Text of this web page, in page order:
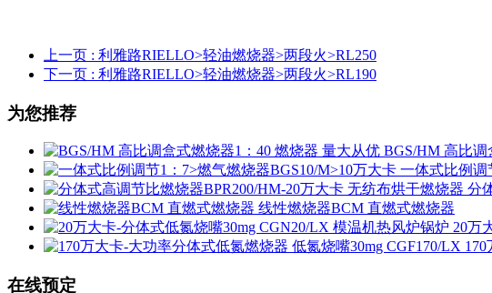
上一页 : 利雅路RIELLO>轻油燃烧器>两段火>RL250
下一页 : 利雅路RIELLO>轻油燃烧器>两段火>RL190
为您推荐
BGS/HM 高比
一体式比例调
分
线性燃烧器BCM 直燃式燃烧器
20万
在线预定